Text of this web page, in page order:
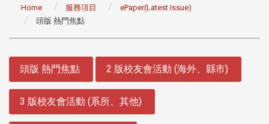
Home 服務項目
ePaper(Latest Issue)
頭版 熱門焦點
頭版 熱門焦點 2 版校友會活動 (海外、縣市)
3 版校友會活動 (系所、其他)